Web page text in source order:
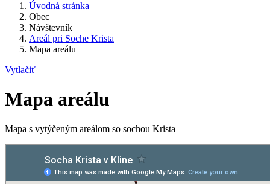
Úvodná stránka
Obec
Návštevník
Areál pri Soche Krista
Mapa areálu
Vytlačiť
Mapa areálu
Mapa s vytýčeným areálom so sochou Krista